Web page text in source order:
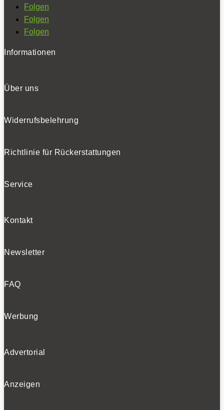
Folgen
Folgen
Folgen
Informationen
Über uns
Widerrufsbelehrung
Richtlinie für Rückerstattungen
Service
Kontakt
Newsletter
FAQ
Werbung
Advertorial
Anzeigen